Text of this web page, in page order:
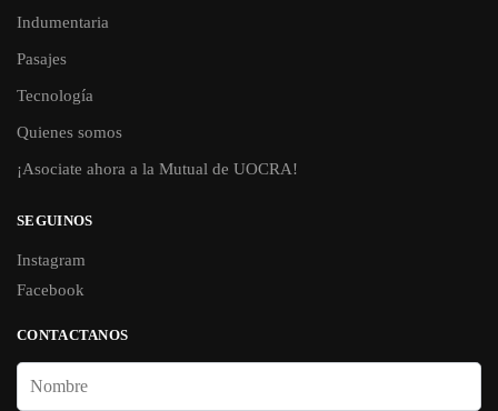
Indumentaria
Pasajes
Tecnología
Quienes somos
¡Asociate ahora a la Mutual de UOCRA!
SEGUINOS
Instagram
Facebook
CONTACTANOS